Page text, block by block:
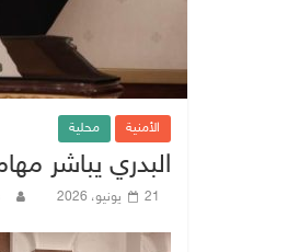
الأمنية محلية
البدري يباشر
21 يونيو، 2026